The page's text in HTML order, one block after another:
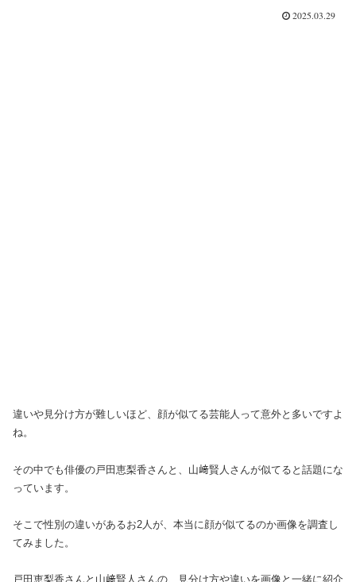
2025.03.29
違いや見分け方が難しいほど、顔が似てる芸能人って意外と多いですよ
ね。
その中でも俳優の戸田恵梨香さんと、山﨑賢人さんが似てると話題にな
っています。
そこで性別の違いがあるお2人が、本当に顔が似てるのか画像を調査し
てみました。
戸田恵梨香さんと山﨑賢人さんの、見分け方や違いを画像と一緒に紹介